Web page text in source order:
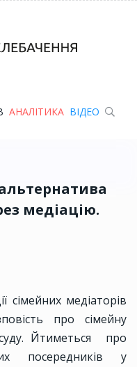
АНАЛІТИКА ВІДЕО
медіацію.
сімейних медіаторів
про сімейну
Йтиметься про
посередників у